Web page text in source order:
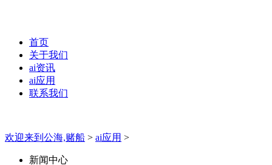
首页
关于我们
ai资讯
ai应用
联系我们
欢迎来到公海,赌船 > ai应用 >
新闻中心